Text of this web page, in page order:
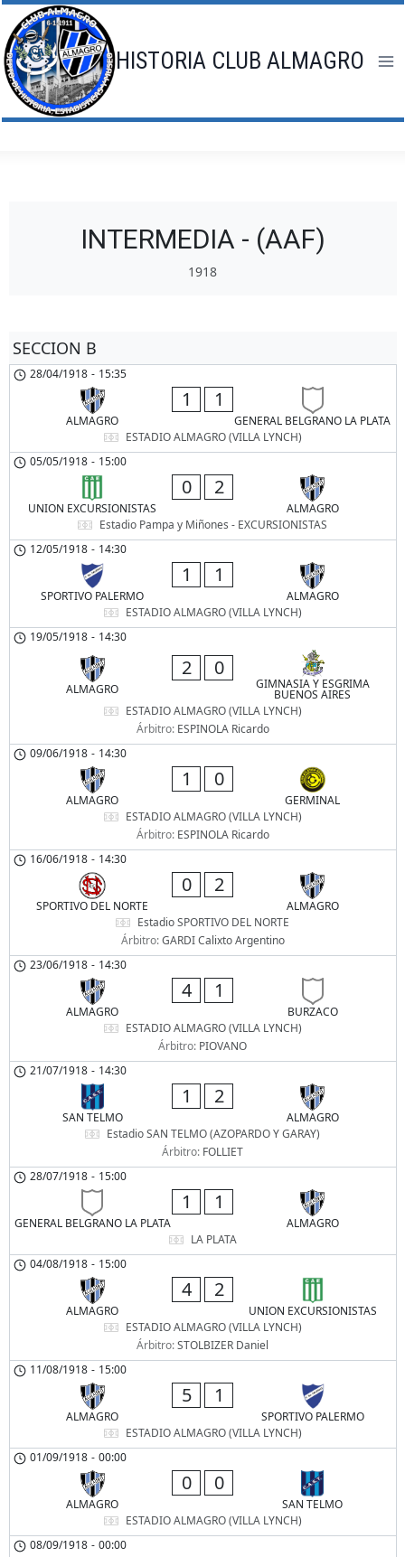
Saltar
al
contenido
HISTORIA CLUB ALMAGRO
INTERMEDIA - (AAF)
1918
SECCION B
28/04/1918 - 15:35
ALMAGRO
1 1
GENERAL BELGRANO LA PLATA
ESTADIO ALMAGRO (VILLA LYNCH)
05/05/1918 - 15:00
UNION EXCURSIONISTAS
0 2
ALMAGRO
Estadio Pampa y Miñones - EXCURSIONISTAS
12/05/1918 - 14:30
SPORTIVO PALERMO
1 1
ALMAGRO
ESTADIO ALMAGRO (VILLA LYNCH)
19/05/1918 - 14:30
ALMAGRO
2 0
GIMNASIA Y ESGRIMA
BUENOS AIRES
ESTADIO ALMAGRO (VILLA LYNCH)
Árbitro: ESPINOLA Ricardo
09/06/1918 - 14:30
ALMAGRO
1 0
GERMINAL
ESTADIO ALMAGRO (VILLA LYNCH)
Árbitro: ESPINOLA Ricardo
16/06/1918 - 14:30
SPORTIVO DEL NORTE
0 2
ALMAGRO
Estadio SPORTIVO DEL NORTE
Árbitro:GARDI Calixto Argentino
23/06/1918 - 14:30
ALMAGRO
4 1
BURZACO
ESTADIO ALMAGRO (VILLA LYNCH)
Árbitro: PIOVANO
21/07/1918 - 14:30
SAN TELMO
1 2
ALMAGRO
Estadio SAN TELMO (AZOPARDO Y GARAY)
Árbitro: FOLLIET
28/07/1918 - 15:00
GENERAL BELGRANO LA PLATA
1 1
ALMAGRO
LA PLATA
04/08/1918 - 15:00
ALMAGRO
4 2
UNION EXCURSIONISTAS
ESTADIO ALMAGRO (VILLA LYNCH)
Árbitro:STOLBIZER Daniel
11/08/1918 - 15:00
ALMAGRO
5 1
SPORTIVO PALERMO
ESTADIO ALMAGRO (VILLA LYNCH)
01/09/1918 - 00:00
ALMAGRO
0 0
SAN TELMO
ESTADIO ALMAGRO (VILLA LYNCH)
08/09/1918 - 00:00